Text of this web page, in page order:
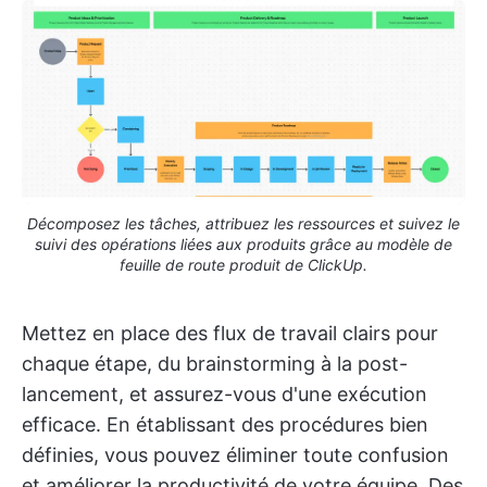
Décomposez les tâches, attribuez les ressources et suivez le
suivi des opérations liées aux produits grâce au modèle de
feuille de route produit de ClickUp.
Mettez en place des flux de travail clairs pour
chaque étape, du brainstorming à la post-
lancement, et assurez-vous d'une exécution
efficace. En établissant des procédures bien
définies, vous pouvez éliminer toute confusion